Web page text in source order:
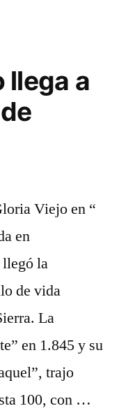
llega a
Viejo en “
en
la
de vida
La
en 1.845 y su
trajo
100, con …